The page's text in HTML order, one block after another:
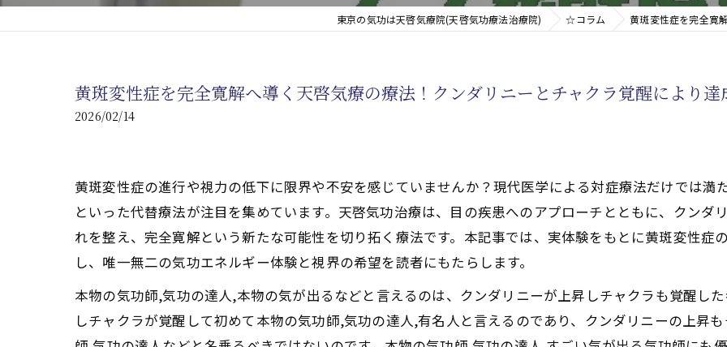
心臓の疾患
腎臓の疾患
東京の気功は天啓気療院(天啓気功療法治療院) ☆コラム 黄斑変性症を完全寛
黄斑変性症を完全寛解へ導く天啓気療の療法！クンダリニーとチャクラ覚醒により達
2026/02/14
黄斑変性症の進行や視力の低下に限界や不安を感じていませんか？現代医学による対症療法だけでは
といった代替療法が注目を集めています。天啓気功治療は、目の疾患へのアプローチとともに、クンダ
れを整え、完全寛解という新たな可能性を切り拓く療法です。本記事では、実体験をもとに黄斑変性症
し、唯一無二の気功エネルギー体験と視界の希望を読者にもたらします。
本物の気功師,気功の達人,本物の気が出るなどと言えるのは、クンダリニーが上昇しチャクラも覚醒し
しチャクラが覚醒して初めて本物の気功師,気功の達人,有名人と言えるのであり、クンダリニーの上昇